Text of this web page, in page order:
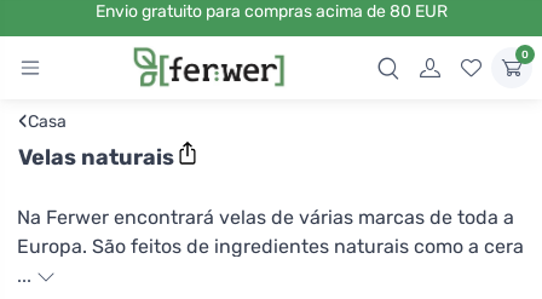
Envio gratuito para compras acima de 80 EUR
0
‹Casa
Velas naturais
Na Ferwer encontrará velas de várias marcas de toda a
Europa. São feitos de ingredientes naturais como a cera
de soja. É de origem vegetal, queima lenta e
...